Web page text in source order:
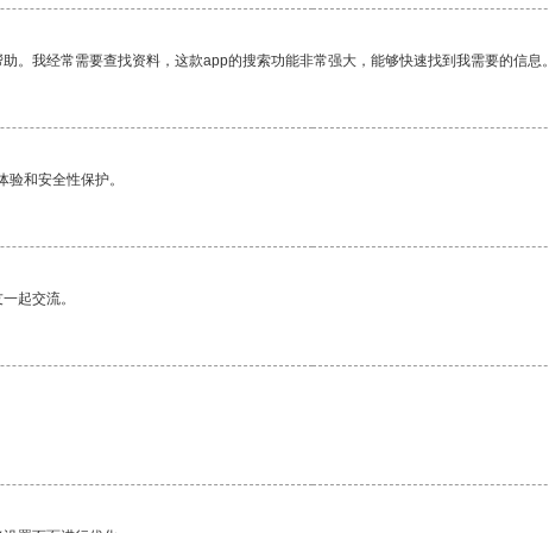
。我经常需要查找资料，这款app的搜索功能非常强大，能够快速找到我需要的信息。
和安全性保护。
起交流。